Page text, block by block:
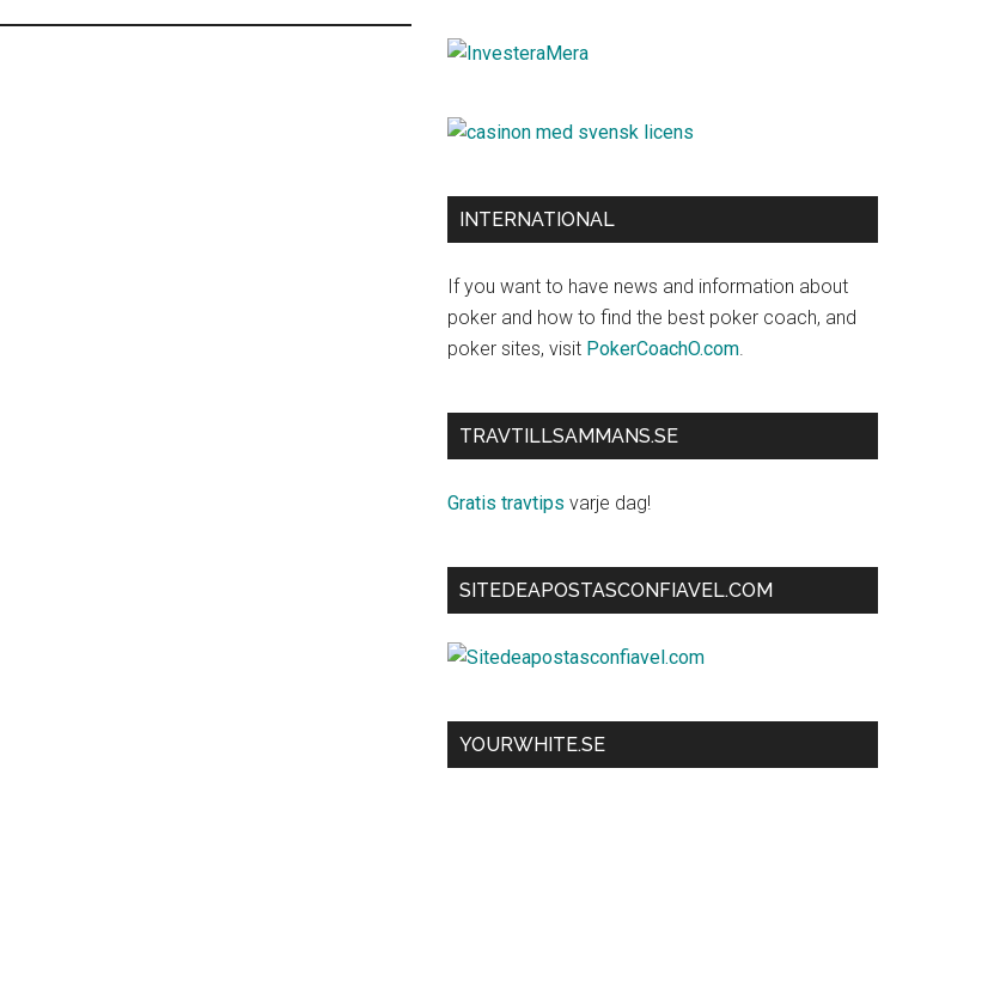
INTERNATIONAL
If you want to have news and information about
poker and how to find the best poker coach, and
poker sites, visit PokerCoachO.com.
TRAVTILLSAMMANS.SE
Gratis travtips varje dag!
SITEDEAPOSTASCONFIAVEL.COM
YOURWHITE.SE